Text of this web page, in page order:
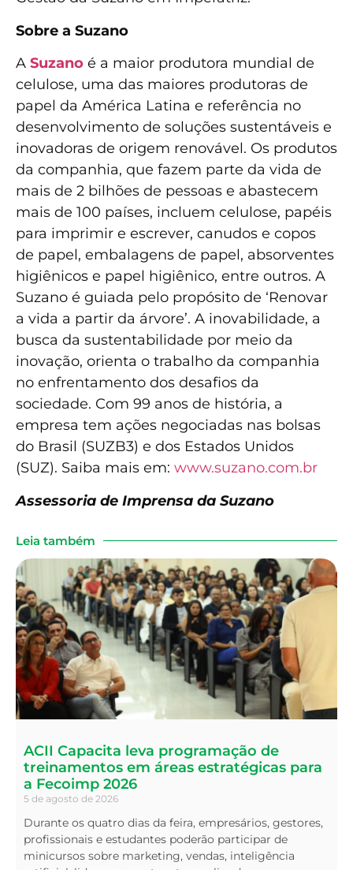
Sobre a Suzano
A Suzano é a maior produtora mundial de
celulose, uma das maiores produtoras de
papel da América Latina e referência no
desenvolvimento de soluções sustentáveis e
inovadoras de origem renovável. Os produtos
da companhia, que fazem parte da vida de
mais de 2 bilhões de pessoas e abastecem
mais de 100 países, incluem celulose, papéis
para imprimir e escrever, canudos e copos
de papel, embalagens de papel, absorventes
higiênicos e papel higiênico, entre outros. A
Suzano é guiada pelo propósito de ‘Renovar
a vida a partir da árvore’. A inovabilidade, a
busca da sustentabilidade por meio da
inovação, orienta o trabalho da companhia
no enfrentamento dos desafios da
sociedade. Com 99 anos de história, a
empresa tem ações negociadas nas bolsas
do Brasil (SUZB3) e dos Estados Unidos
(SUZ). Saiba mais em: www.suzano.com.br
Assessoria de Imprensa da Suzano
Leia também
ACII Capacita leva programação de
treinamentos em áreas estratégicas para
a Fecoimp 2026
5 de agosto de 2026
Durante os quatro dias da feira, empresários, gestores,
profissionais e estudantes poderão participar de
minicursos sobre marketing, vendas, inteligência